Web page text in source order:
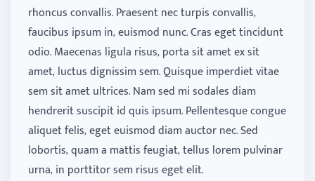
rhoncus convallis. Praesent nec turpis convallis,
faucibus ipsum in, euismod nunc. Cras eget tincidunt
odio. Maecenas ligula risus, porta sit amet ex sit
amet, luctus dignissim sem. Quisque imperdiet vitae
sem sit amet ultrices. Nam sed mi sodales diam
hendrerit suscipit id quis ipsum. Pellentesque congue
aliquet felis, eget euismod diam auctor nec. Sed
lobortis, quam a mattis feugiat, tellus lorem pulvinar
urna, in porttitor sem risus eget elit.